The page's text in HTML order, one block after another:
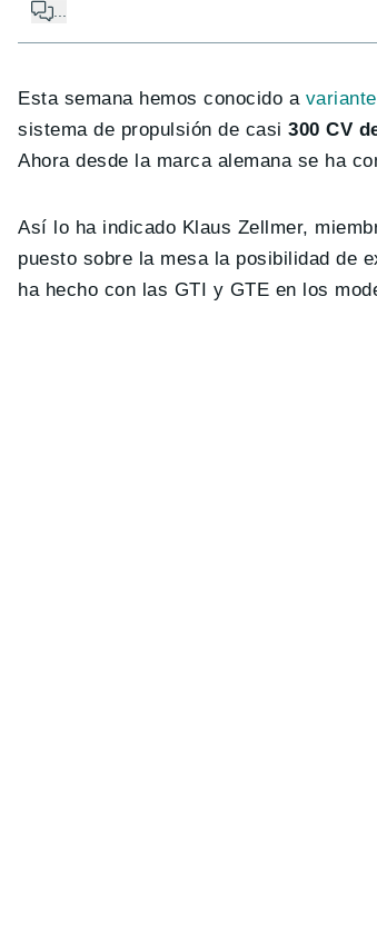
Esta semana hemos conocido a
sistema de propulsión de casi 300 CV
Ahora desde la marca alemana se ha
Así lo ha indicado Klaus Zellmer,
puesto sobre la mesa la posibilidad de
ha hecho con las GTI y GTE en los